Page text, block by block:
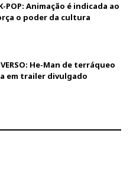
K-POP: Animação é indicada ao
o poder da cultura
He-Man de terráqueo
em trailer divulgado